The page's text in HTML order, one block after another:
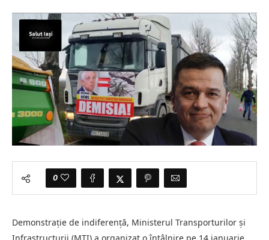
0
Demonstrație de indiferență, Ministerul Transporturilor și
Infrastructurii (MTI) a organizat o întâlnire pe 14 ianuarie